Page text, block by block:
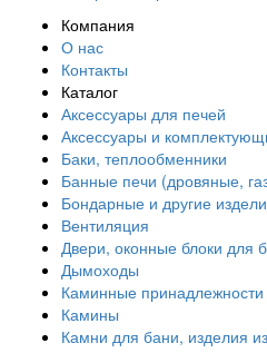
Компания
О нас
Контакты
Каталог
Аксессуары для печей
Аксессуары и
Баки, теплообменники
Банные печи (дровяные,
Бондарные и другие
Вентиляция
Двери, оконные блоки для
Дымоходы
Каминные принадлежности
Камины
Камни для бани, изделия